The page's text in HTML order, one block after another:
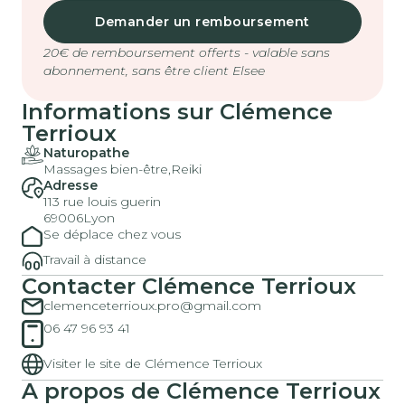
Demander un remboursement
20€ de remboursement offerts - valable sans
abonnement, sans être client Elsee
Informations sur Clémence
Terrioux
Naturopathe
Massages bien-être,Reiki
Adresse
113 rue louis guerin
69006Lyon
Se déplace chez vous
Travail à distance
Contacter Clémence Terrioux
clemenceterrioux.pro@gmail.com
06 47 96 93 41
Visiter le site de Clémence Terrioux
A propos de Clémence Terrioux